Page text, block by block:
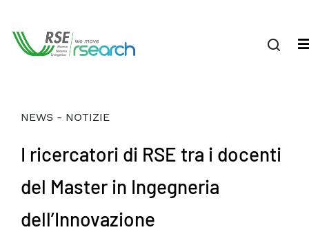
NEWS - NOTIZIE
I ricercatori di RSE tra i docenti
del Master in Ingegneria
dell’Innovazione